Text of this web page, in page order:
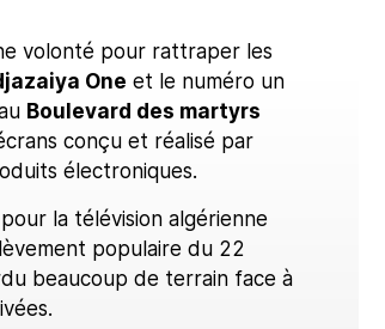
volonté pour rattraper les
One et le numéro un
Boulevard des martyrs
conçu et réalisé par
électroniques.
la télévision algérienne
populaire du 22
beaucoup de terrain face à